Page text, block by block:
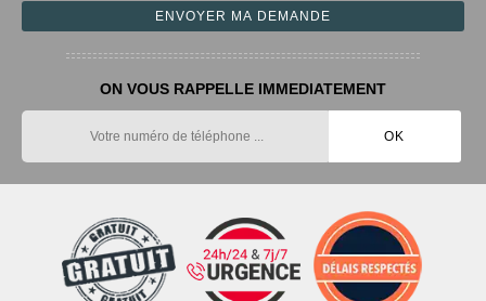
ON VOUS RAPPELLE IMMEDIATEMENT